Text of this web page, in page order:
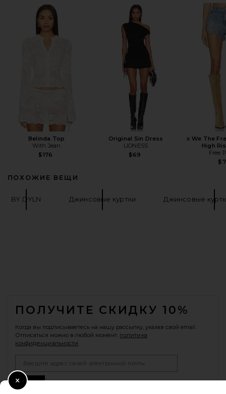
Belinda Top
With Jean
$176
Original Sin Dress
LIONESS
$69
x We The
High
Free
ПОХОЖИЕ ВЕЩИ
BY.DYLN Джинсовые куртки Джинсовые
ПОЛУЧИТЕ СКИДКУ 10%
Когда вы подписываетесь на нашу рассылку, указав свой email.
Отписаться можно в любой момент. политика
конфиденциальности
Sign Up
Close Modal